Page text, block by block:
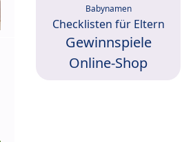
Babynamen
Checklisten für Eltern
Gewinnspiele
Online-Shop